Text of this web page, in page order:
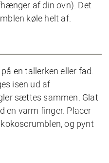
af din ovn). Det
køle helt af.
en tallerken eller fad.
isen ud af
sættes sammen. Glat
en varm finger. Placer
og pynt